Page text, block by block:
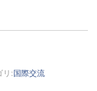
リ:国際交流